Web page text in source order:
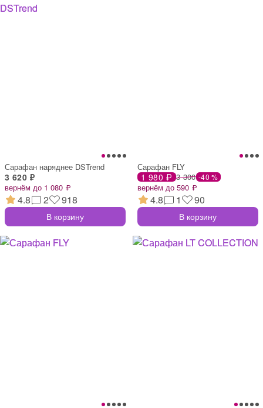
Сарафан наряднее DSTrend
3 620 ₽
вернём до 1 080 ₽
4.8 2 918
В корзину
Сарафан FLY
1 980 ₽ 3 300 -40 %
вернём до 590 ₽
4.8 1 90
В корзину